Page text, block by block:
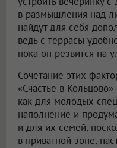
в размышления над
найдут для себя
ведь с террасы
пока он резвится на
Сочетание этих
«Счастье в
как для молодых
наполнение и
и для их семей,
в приватной зоне,